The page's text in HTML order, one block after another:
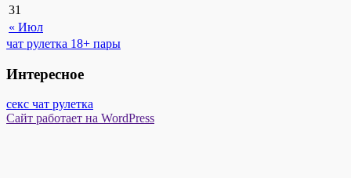
« Июл
31
чат рулетка 18+ пары
Интересное
секс чат рулетка
Сайт работает на WordPress